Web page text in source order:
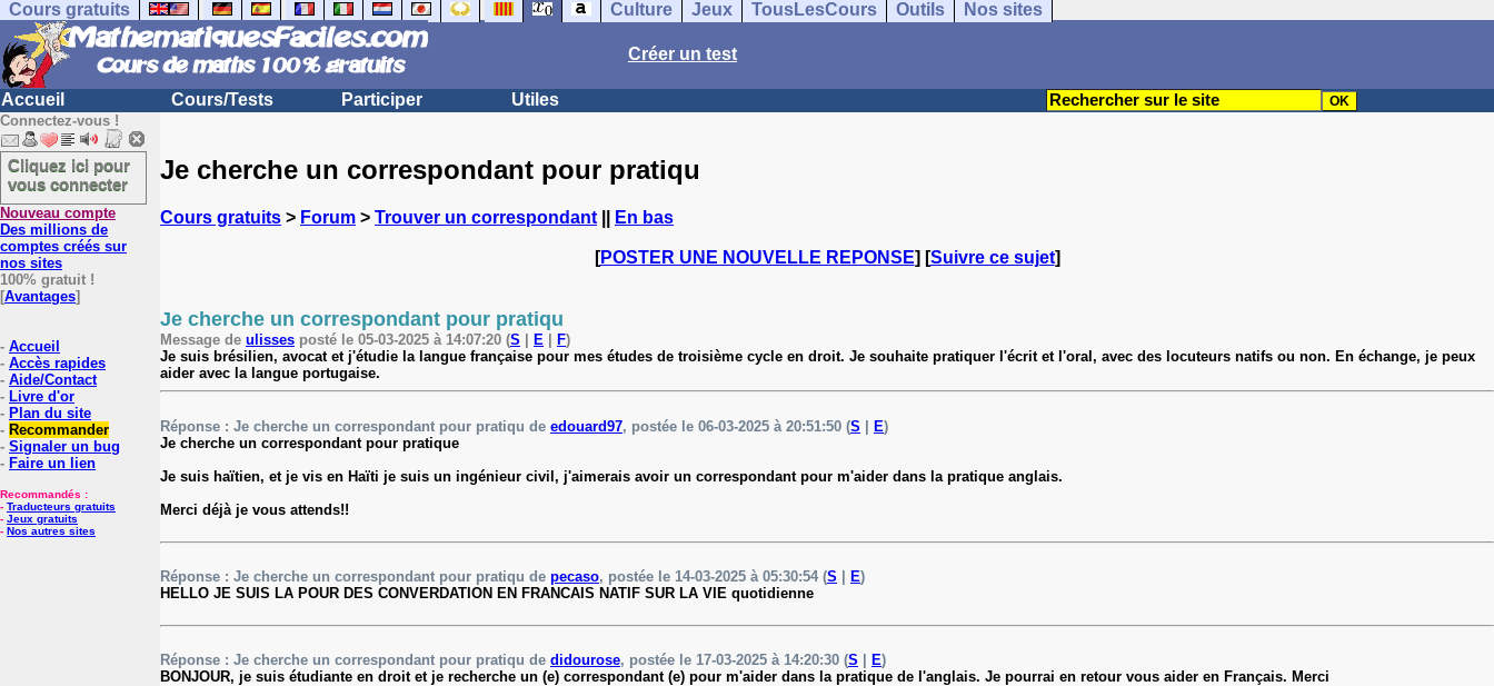
Cours gratuits Culture Jeux TousLesCours Outils Nos sites
Créer un test
Accueil Cours/Tests Participer Utiles
Connectez-vous !
Cliquez ici pour
vous connecter
Nouveau compte
Des millions de
comptes créés sur
nos sites
100% gratuit !
[Avantages]
- Accueil
- Accès rapides
- Aide/Contact
- Livre d'or
- Plan du site
- Recommander
- Signaler un bug
- Faire un lien
Recommandés :
- Traducteurs gratuits
- Jeux gratuits
- Nos autres sites
Je cherche un correspondant pour pratiqu
Cours gratuits > Forum > Trouver un correspondant En bas
[POSTER UNE NOUVELLE REPONSE] [Suivre ce sujet]
Je cherche un correspondant pour pratiqu
Message de ulisses posté le 05-03-2025 à 14:07:20 (S E F)
Je suis brésilien, avocat et j'étudie la langue française pour mes études de troisième cycle en droit. Je souhaite pratiquer l'écrit et l'oral, avec des locuteurs natifs ou non. En échange, je peux
aider avec la langue portugaise.
Réponse : Je cherche un correspondant pour pratiqu de edouard97, postée le 06-03-2025 à 20:51:50 (S E)
Je cherche un correspondant pour pratique
Je suis haïtien, et je vis en Haïti je suis un ingénieur civil, j'aimerais avoir un correspondant pour m'aider dans la pratique anglais.
Merci déjà je vous attends!!
Réponse : Je cherche un correspondant pour pratiqu de pecaso, postée le 14-03-2025 à 05:30:54 (S E)
HELLO JE SUIS LA POUR DES CONVERDATION EN FRANCAIS NATIF SUR LA VIE quotidienne
Réponse : Je cherche un correspondant pour pratiqu de didourose, postée le 17-03-2025 à 14:20:30 (S E)
BONJOUR, je suis étudiante en droit et je recherche un (e) correspondant (e) pour m'aider dans la pratique de l'anglais. Je pourrai en retour vous aider en Français. Merci